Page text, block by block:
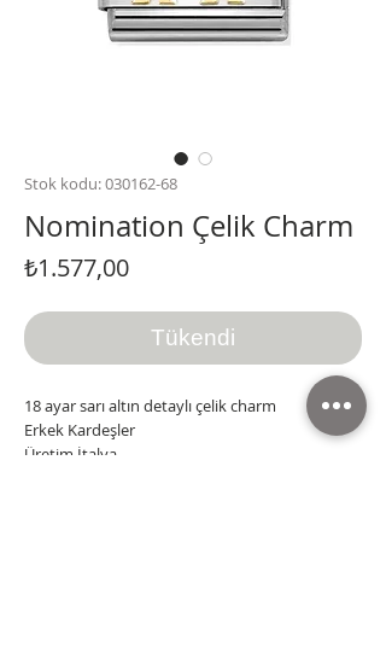
Stok kodu: 030162-68
Nomination Çelik Charm
₺1.577,00Fiyat
Tükendi
18 ayar sarı altın detaylı çelik charm
Erkek Kardeşler
Üretim İtalya